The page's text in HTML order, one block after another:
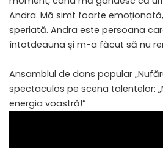
Andra. Mă simt foarte
speriată. Andra este persoana
întotdeauna și m-a făcut să nu
Ansamblul de dans popular
spectaculos pe scena talentelor:
energia voastră!”